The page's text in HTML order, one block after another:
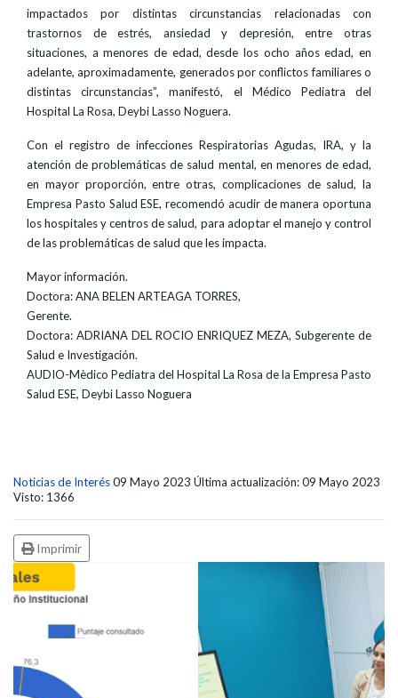
impactados por distintas circunstancias relacionadas con
trastornos de estrés, ansiedad y depresión, entre otras
situaciones, a menores de edad, desde los ocho años edad, en
adelante, aproximadamente, generados por conflictos familiares o
distintas circunstancias”, manifestó, el Médico Pediatra del
Hospital La Rosa, Deybi Lasso Noguera.
Con el registro de infecciones Respiratorias Agudas, IRA, y la
atención de problemáticas de salud mental, en menores de edad,
en mayor proporción, entre otras, complicaciones de salud, la
Empresa Pasto Salud ESE, recomendó acudir de manera oportuna
los hospitales y centros de salud, para adoptar el manejo y control
de las problemáticas de salud que les impacta.
Mayor información.
Doctora: ANA BELEN ARTEAGA TORRES,
Gerente.
Doctora: ADRIANA DEL ROCIO ENRIQUEZ MEZA, Subgerente de
Salud e Investigación.
AUDIO-Mèdico Pediatra del Hospital La Rosa de la Empresa Pasto
Salud ESE, Deybi Lasso Noguera
Noticias de Interés09 Mayo 2023 Última actualización: 09 Mayo 2023
Visto: 1366
Imprimir